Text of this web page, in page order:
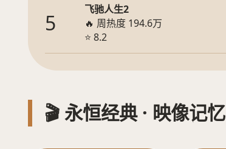
5
飞驰人生2
🔥 周热度 194.6万
⭐ 8.2
🎬 永恒经典 · 映像记忆